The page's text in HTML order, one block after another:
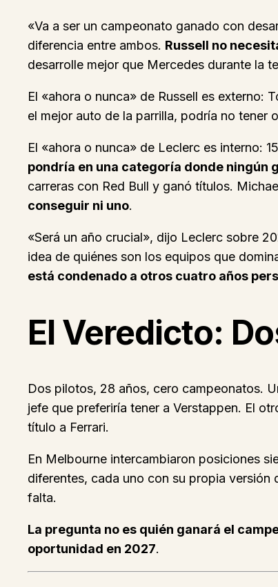
«Va a ser un campeonato ganado con
diferencia entre ambos. Russell no
desarrolle mejor que Mercedes durante la
El «ahora o nunca» de Russell es
el mejor auto de la parrilla, podría no tener
El «ahora o nunca» de Leclerc es interno:
pondría en una categoría donde ningún
carreras con Red Bull y ganó títulos.
conseguir ni uno.
«Será un año crucial», dijo Leclerc sobre
idea de quiénes son los equipos que
está condenado a otros cuatro años
El Veredicto:
Dos pilotos, 28 años, cero campeonatos.
jefe que preferiría tener a Verstappen. El
título a Ferrari.
En Melbourne intercambiaron posiciones
diferentes, cada uno con su propia versión
falta.
La pregunta no es quién ganará el
oportunidad en 2027.